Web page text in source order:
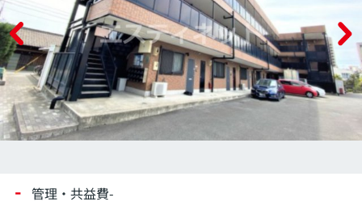
- 管理・共益費-